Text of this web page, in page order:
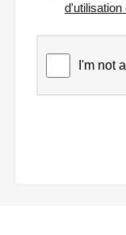
d'utilisation